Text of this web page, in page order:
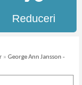
Reduceri
»George Ann Jansson -